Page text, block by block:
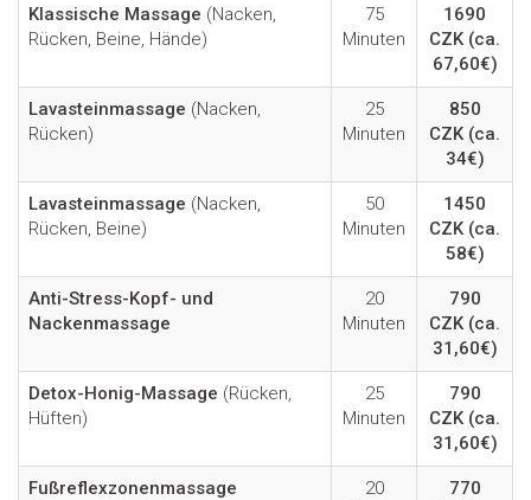
Klassische Massage (Nacken,
Rücken, Beine, Hände)
75
Minuten
1690
CZK (ca.
67,60€)
Lavasteinmassage (Nacken,
Rücken)
25
Minuten
850
CZK (ca.
34€)
Lavasteinmassage (Nacken,
Rücken, Beine)
50
Minuten
1450
CZK (ca.
58€)
Anti-Stress-Kopf- und
Nackenmassage
20
Minuten
790
CZK (ca.
31,60€)
Detox-Honig-Massage (Rücken,
Hüften)
25
Minuten
790
CZK (ca.
31,60€)
Fußreflexzonenmassage
20
770